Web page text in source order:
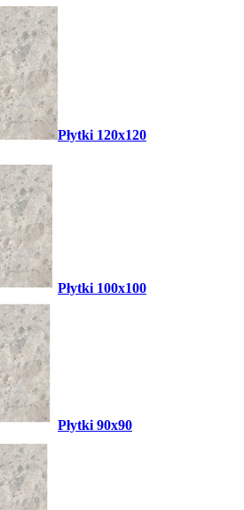
Płytki 120x120
Płytki 100x100
Płytki 90x90